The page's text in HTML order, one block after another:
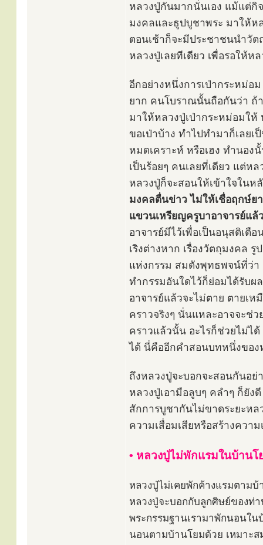
หลวงปู่กันมากนั่นเอง แม้แต่กิ
มงคลและธูปบูชาพระ มาให้ห
ตอนเช้าก็จะมีประชาชนนำวั
หลวงปู่เลยทีเดียว เพื่อรอให้ห
อีกอย่างหนึ่งการเป่ากระหม่อ
ยาก คนโบราณนั้นถือกันว่า ถ้
มาให้หลวงปู่เป่ากระหม่อมให้
ขอเป่าบ้าง ทำไปทำมาก็เลยเ
หมดเคราะห์ หรือเฮง ทำนอง
เป็นร้อยๆ คนเลยที่เดียว แต่ห
หลวงปู่ก็จะสอนให้เข้าใจใน
มงคลตื่นข่าว ไม่ให้เชื่อฤกษ์ย
แขวนเหรียญครูบาอาจารย์แล้
อาจารย์มีไว้เพื่อเป็นอนุสติเ
เริงต่างหาก เรื่องวัตถุมงคล
แห่งกรรม สมดังพุทธพจน์ที่ว่า
ทำกรรมอันใดไว้ก็ย่อมได้รับ
อาจารย์แล้วจะไม่ตาย ตายเ
คราวจริงๆ นั่นแหละอาจจะช่
คราวแล้วนั้น อะไรก็ช่วยไม่ไ
ได้ นี่คืออีกคำสอนบทหนึ่งของ
ถึงหลวงปู่จะบอกจะสอนกันอย่
หลวงปู่เอามือลูบๆ คลำๆ ก็ยัง
สักการบูชากันไม่ขาดระยะหล
ความเสื่อมเสียหรือสร้างควา
• หลวงปู่ไม่พักแรมในบ้านโ
หลวงปู่ไม่เคยพักค้างแรมตาม
หลวงปู่จะบอกกับลูกศิษย์ของท่า
พระกรรมฐานเรามาพักนอนใน
นอนตามบ้านโยมด้วย เหมาะ